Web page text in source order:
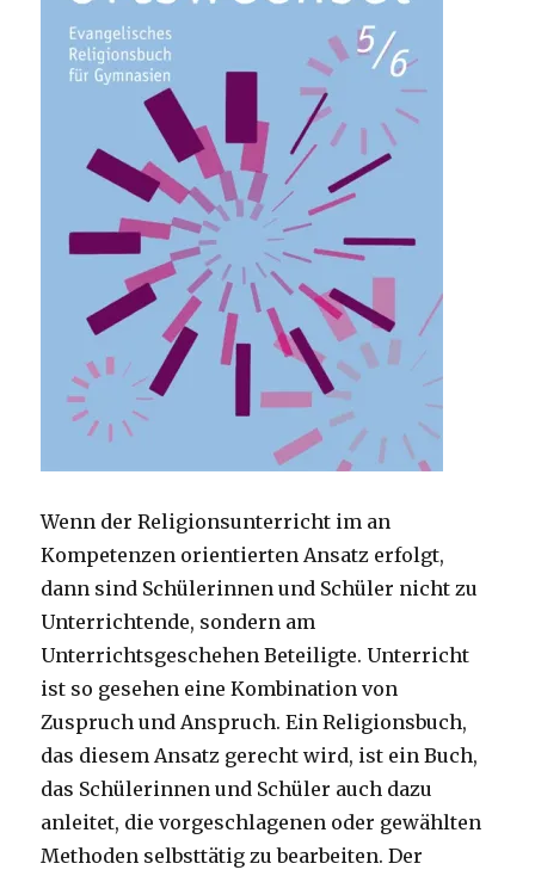
Wenn der Religionsunterricht im an
Kompetenzen orientierten Ansatz erfolgt,
dann sind Schülerinnen und Schüler nicht zu
Unterrichtende, sondern am
Unterrichtsgeschehen Beteiligte. Unterricht
ist so gesehen eine Kombination von
Zuspruch und Anspruch. Ein Religionsbuch,
das diesem Ansatz gerecht wird, ist ein Buch,
das Schülerinnen und Schüler auch dazu
anleitet, die vorgeschlagenen oder gewählten
Methoden selbsttätig zu bearbeiten. Der